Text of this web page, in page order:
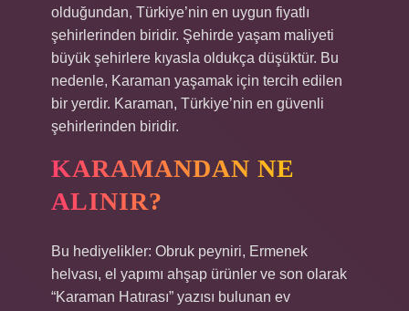
olduğundan, Türkiye’nin en uygun fiyatlı
şehirlerinden biridir. Şehirde yaşam maliyeti
büyük şehirlere kıyasla oldukça düşüktür. Bu
nedenle, Karaman yaşamak için tercih edilen
bir yerdir. Karaman, Türkiye’nin en güvenli
şehirlerinden biridir.
KARAMANDAN NE
ALINIR?
Bu hediyelikler: Obruk peyniri, Ermenek
helvası, el yapımı ahşap ürünler ve son olarak
“Karaman Hatırası” yazısı bulunan ev